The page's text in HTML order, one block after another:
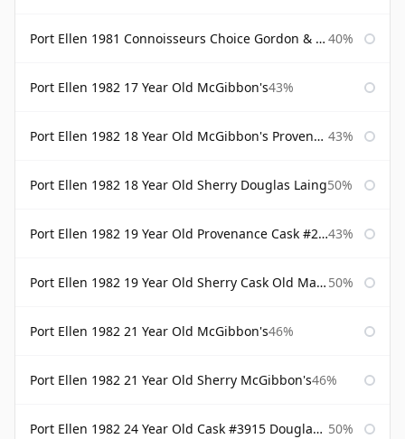
Port Ellen 1981 Connoisseurs Choice Gordon & Macphail 40%
Port Ellen 1982 17 Year Old McGibbon's43%
Port Ellen 1982 18 Year Old McGibbon's Provenance 43%
Port Ellen 1982 18 Year Old Sherry Douglas Laing50%
Port Ellen 1982 19 Year Old Provenance Cask #2733 McGibbon's 43%
Port Ellen 1982 19 Year Old Sherry Cask Old Malt Cask Douglas Laing 50%
Port Ellen 1982 21 Year Old McGibbon's46%
Port Ellen 1982 21 Year Old Sherry McGibbon's46%
Port Ellen 1982 24 Year Old Cask #3915 Douglas Laing Old Malt Cask 50%